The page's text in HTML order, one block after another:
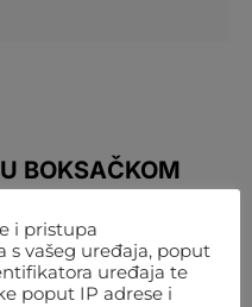
BOKSAČKOM
NEXT ARTICLE
i pristupa
vašeg uređaja, poput
uređaja te
poput IP adrese i